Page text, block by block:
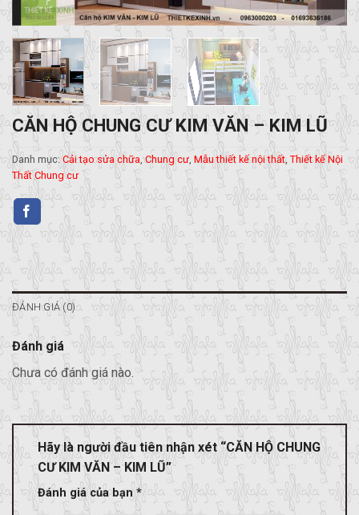
CĂN HỘ CHUNG CƯ KIM VĂN – KIM LŨ
Danh mục:Cải tạo sửa chữa ,Chung cư Mẫu thiết kế nội thất, Thiết kế Nội
Thất Chung cư
ĐÁNH GIÁ (0)
Đánh giá
Chưa có đánh giá nào.
Hãy là người đầu tiên nhận xét “CĂN HỘ CHUNG
CƯ KIM VĂN – KIM LŨ”
Đánh giá của bạn*